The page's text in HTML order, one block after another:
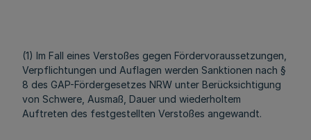
(1) Im Fall eines Verstoßes gegen Fördervoraussetzungen,
Verpflichtungen und Auflagen werden Sanktionen nach §
8 des GAP-Fördergesetzes NRW unter Berücksichtigung
von Schwere, Ausmaß, Dauer und wiederholtem
Auftreten des festgestellten Verstoßes angewandt.